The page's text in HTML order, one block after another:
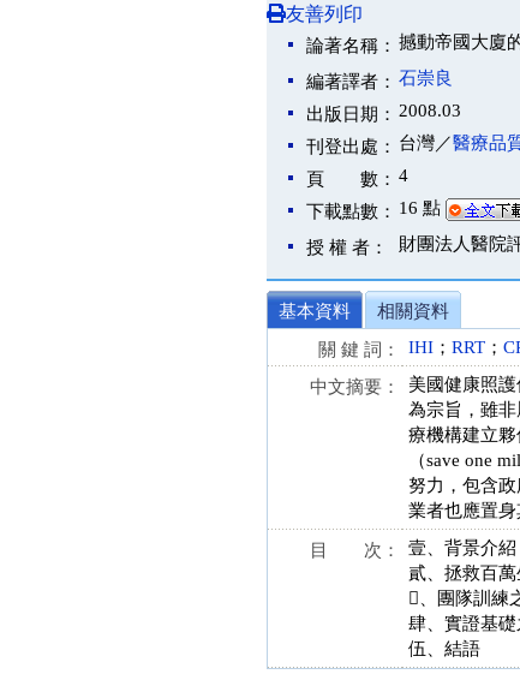
友善列印
論著名稱： 撼動帝國大廈
編著譯者： 石崇良
出版日期： 2008.03
刊登出處： 台灣／醫療品
頁 數： 4
下載點數： 16 點
授 權 者：
財團法人醫院
基本資料
相關資料
關 鍵 詞：
IHI ； RRT ；
中文摘要：
美國健康照
為宗旨，雖
療機構建立
（save one
努力，包含
業者也應置
目 次：
壹、背景介紹
貳、拯救百
、團隊訓練
肆、實證基
伍、結語